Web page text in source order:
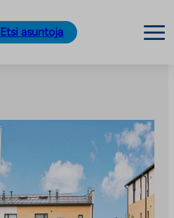
Etsi asuntoja